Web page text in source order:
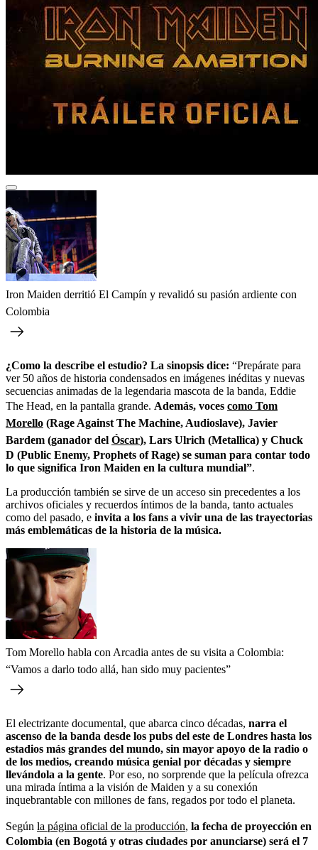
Iron Maiden derritió El Campín y revalidó su pasión ardiente con
Colombia
¿Como la describe el estudio? La sinopsis dice: “Prepárate para
ver 50 años de historia condensados en imágenes inéditas y nuevas
secuencias animadas de la legendaria mascota de la banda, Eddie
The Head, en la pantalla grande. Además, voces como Tom
Morello (Rage Against The Machine, Audioslave), Javier
Bardem (ganador del Óscar), Lars Ulrich (Metallica) y Chuck
D (Public Enemy, Prophets of Rage) se suman para contar todo
lo que significa Iron Maiden en la cultura mundial”.
La producción también se sirve de un acceso sin precedentes a los
archivos oficiales y recuerdos íntimos de la banda, tanto actuales
como del pasado, e invita a los fans a vivir una de las trayectorias
más emblemáticas de la historia de la música.
Tom Morello habla con Arcadia antes de su visita a Colombia:
“Vamos a darlo todo allá, han sido muy pacientes”
El electrizante documental, que abarca cinco décadas, narra el
ascenso de la banda desde los pubs del este de Londres hasta los
estadios más grandes del mundo, sin mayor apoyo de la radio o
de los medios, creando música genial por décadas y siempre
llevándola a la gente. Por eso, no sorprende que la película ofrezca
una mirada íntima a la visión de Maiden y a su conexión
inquebrantable con millones de fans, regados por todo el planeta.
Según la página oficial de la producción, la fecha de proyección en
Colombia (en Bogotá y otras ciudades por anunciarse) será el 7